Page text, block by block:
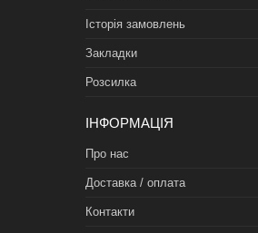
Історія замовлень
Закладки
Розсилка
ІНФОРМАЦІЯ
Про нас
Доставка / оплата
Контакти